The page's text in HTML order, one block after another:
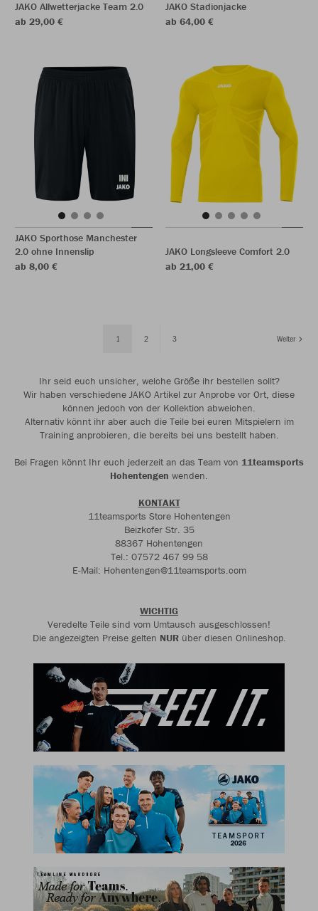
JAKO Allwetterjacke Team 2.0
ab 29,00 €
JAKO Stadionjacke
ab 64,00 €
JAKO Sporthose Manchester
2.0 ohne Innenslip
ab 8,00 €
JAKO Longsleeve Comfort 2.0
ab 21,00 €
1 2 3 Weiter
Ihr seid euch unsicher, welche Größe ihr bestellen sollt?
Wir haben verschiedene JAKO Artikel zur Anprobe vor Ort, diese
können jedoch von der Kollektion abweichen.
Alternativ könnt ihr aber auch die Teile bei euren Mitspielern im
Training anprobieren, die bereits bei uns bestellt haben.
Bei Fragen könnt Ihr euch jederzeit an das Team von 11teamsports
Hohentengen wenden.
KONTAKT
11teamsports Store Hohentengen
Beizkofer Str. 35
88367 Hohentengen
Tel.: 07572 467 99 58
E-Mail: Hohentengen@11teamsports.com
WICHTIG
Veredelte Teile sind vom Umtausch ausgeschlossen!
Die angezeigten Preise gelten NURüber diesen Onlineshop.